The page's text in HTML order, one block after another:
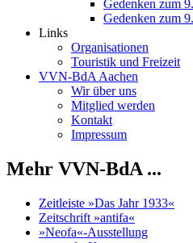
Gedenken zum
Gedenken zum
Links
Organisationen
Touristik und Freizeit
VVN-BdA Aachen
Wir über uns
Mitglied werden
Kontakt
Impressum
Mehr VVN-BdA ...
Zeitleiste »Das Jahr 1933«
Zeitschrift »antifa«
»Neofa«-Ausstellung